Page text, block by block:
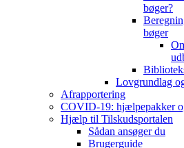
bøger?
bøger
Lovgrundlag
Afrapportering
COVID-19: hjælpepakker
Hjælp til Tilskudsportalen
Sådan ansøger du
Brugerguide